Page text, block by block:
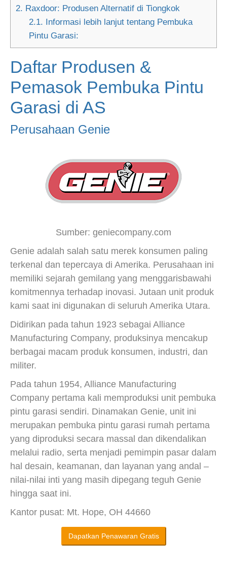
2. Raxdoor: Produsen Alternatif di Tiongkok
2.1. Informasi lebih lanjut tentang Pembuka
Pintu Garasi:
Daftar Produsen &
Pemasok Pembuka Pintu
Garasi di AS
Perusahaan Genie
Sumber: geniecompany.com
Genie adalah salah satu merek konsumen paling
terkenal dan tepercaya di Amerika. Perusahaan ini
memiliki sejarah gemilang yang menggarisbawahi
komitmennya terhadap inovasi. Jutaan unit produk
kami saat ini digunakan di seluruh Amerika Utara.
Didirikan pada tahun 1923 sebagai Alliance
Manufacturing Company, produksinya mencakup
berbagai macam produk konsumen, industri, dan
militer.
Pada tahun 1954, Alliance Manufacturing
Company pertama kali memproduksi unit pembuka
pintu garasi sendiri. Dinamakan Genie, unit ini
merupakan pembuka pintu garasi rumah pertama
yang diproduksi secara massal dan dikendalikan
melalui radio, serta menjadi pemimpin pasar dalam
hal desain, keamanan, dan layanan yang andal –
nilai-nilai inti yang masih dipegang teguh Genie
hingga saat ini.
Kantor pusat: Mt. Hope, OH 44660
Dapatkan Penawaran Gratis